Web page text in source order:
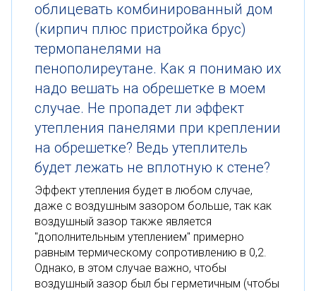
облицевать комбинированный дом
(кирпич плюс пристройка брус)
термопанелями на
пенополиреутане. Как я понимаю их
надо вешать на обрешетке в моем
случае. Не пропадет ли эффект
утепления панелями при креплении
на обрешетке? Ведь утеплитель
будет лежать не вплотную к стене?
Эффект утепления будет в любом случае,
даже с воздушным зазором больше, так как
воздушный зазор также является
"дополнительным утеплением" примерно
равным термическому сопротивлению в 0,2.
Однако, в этом случае важно, чтобы
воздушный зазор был бы герметичным (чтобы